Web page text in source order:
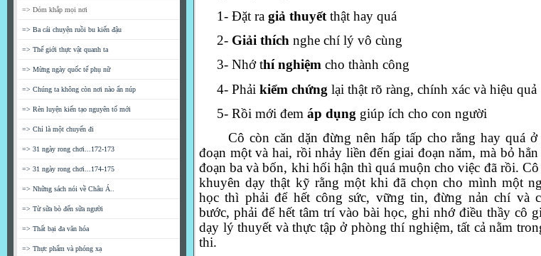
=> Dỏm khắp mọi nơi
=> Ba cái chuyện ruồi bu kiến đậu
=> Thế giới thực vật quanh ta
=> Mừng ngày quốc tế phụ nữ
=> Chúng ta không còn nơi nào ẩn núp
=> Rèn luyện kiến tạo nguyên tố mới
=> Chỉ là một chuyến đi
=> 31 ngày rong chơi...172-173
=> 31 ngày rong chơi...174-175
=> Những sách nói về Châu Á..
=> Từ sữa bò đến sữa người
=> Thất bại đa văn hóa
=> Thực phẩm và phóng xạ
1- Đặt ra giả thuyết thật hay quá
2- Giải thích nghe chí lý vô cùng
3- Nhớ thí nghiệm cho thành công
4- Phải kiểm chứng lại thật rõ ràng, chính xác và hiệu quả
5- Rồi mới đem áp dụng giúp ích cho con người
Cô còn căn dặn đừng nên hấp tấp cho rằng hay quá ở
đoạn một và hai, rồi nhảy liền đến giai đoạn năm, mà bỏ
đoạn ba và bốn, khi hối hận thì quá muộn cho việc đã rồi. Cô
khuyên dạy thật kỹ rằng một khi đã chọn cho mình một
học thì phải để hết công sức, vững tin, đừng nản chí và
bước, phải để hết tâm trí vào bài học, ghi nhớ điều thầy cô
dạy lý thuyết và thực tập ở phòng thí nghiệm, tất cả nằm
thi.